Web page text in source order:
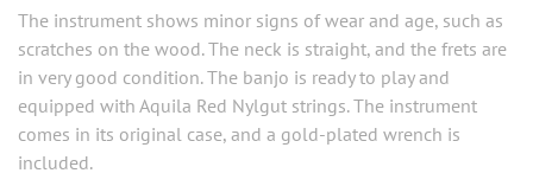
The instrument shows minor signs of wear and age, such as
scratches on the wood. The neck is straight, and the frets are
in very good condition. The banjo is ready to play and
equipped with Aquila Red Nylgut strings. The instrument
comes in its original case, and a gold-plated wrench is
included.